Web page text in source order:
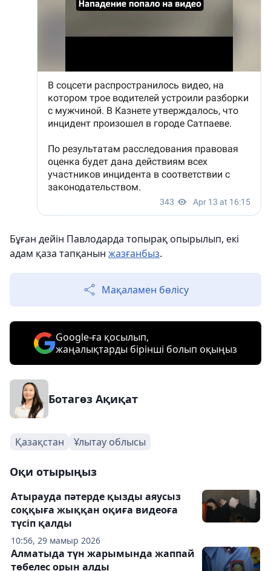
Бұған дейін Павлодарда топырақ опырылып, екі
адам қаза тапқанын жазғанбыз.
Мақаламен бөлісу
Google-ға қосылып,
жаңалықтарды бірінші болып оқыңыз
Ботагөз Ақиқат
Қазақстан Ұлытау облысы
Оқи отырыңыз
10:56, 29 мамыр 2026
Атырауда пәтерде қызды аяусыз
соққыға жыққан оқиға видеоға
түсіп қалды
Алматыда түн жарымында жаппай
төбелес орын алды